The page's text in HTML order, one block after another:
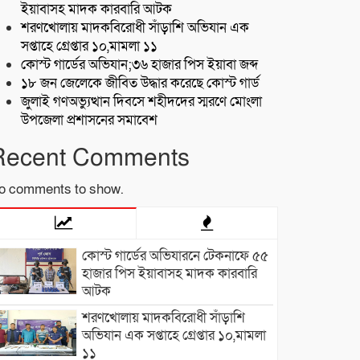
ইয়াবাসহ মাদক কারবারি আটক
শরণখোলায় মাদকবিরোধী সাঁড়াশি অভিযান এক
সপ্তাহে গ্রেপ্তার ১০,মামলা ১১
কোস্ট গার্ডের অভিযান;৩৬ হাজার পিস ইয়াবা জব্দ
১৮ জন জেলেকে জীবিত উদ্ধার করেছে কোস্ট গার্ড
জুলাই গণঅভ্যুত্থান দিবসে শহীদদের স্মরণে মোংলা
উপজেলা প্রশাসনের সমাবেশ
Comments
comments to show.
কোস্ট গার্ডের অভিযারনে টেকনাফে ৫৫
হাজার পিস ইয়াবাসহ মাদক কারবারি
আটক
শরণখোলায় মাদকবিরোধী সাঁড়াশি
অভিযান এক সপ্তাহে গ্রেপ্তার ১০,মামলা
১১